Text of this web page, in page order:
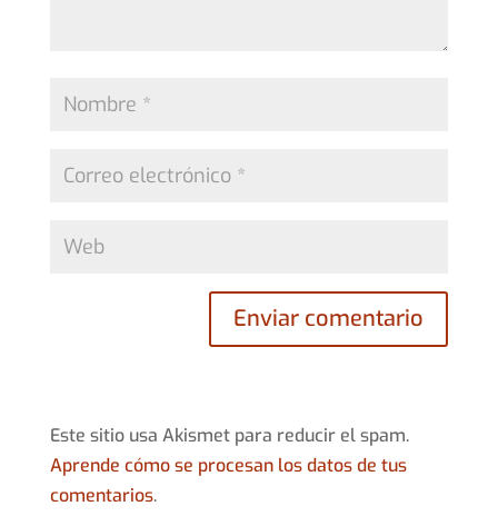
Este sitio usa Akismet para reducir el spam.
Aprende cómo se procesan los datos de tus
comentarios.